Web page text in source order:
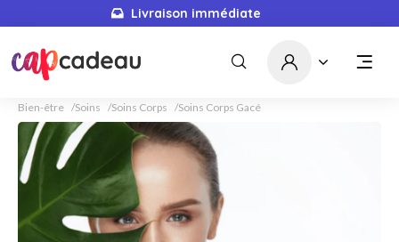
Livraison immédiate
Bien-être Soins Soins Corps Soins Corps Gacé